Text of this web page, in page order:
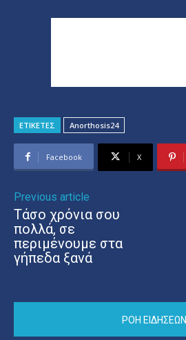
ΕΤΙΚΕΤΕΣ Anorthosis24
Facebook X
Previous article
Τάσο χρόνια σου
πολλά, σε
περιμένουμε στα
γήπεδα ξανά
ΡΟΗ ΕΙΔΗΣΕΩΝ